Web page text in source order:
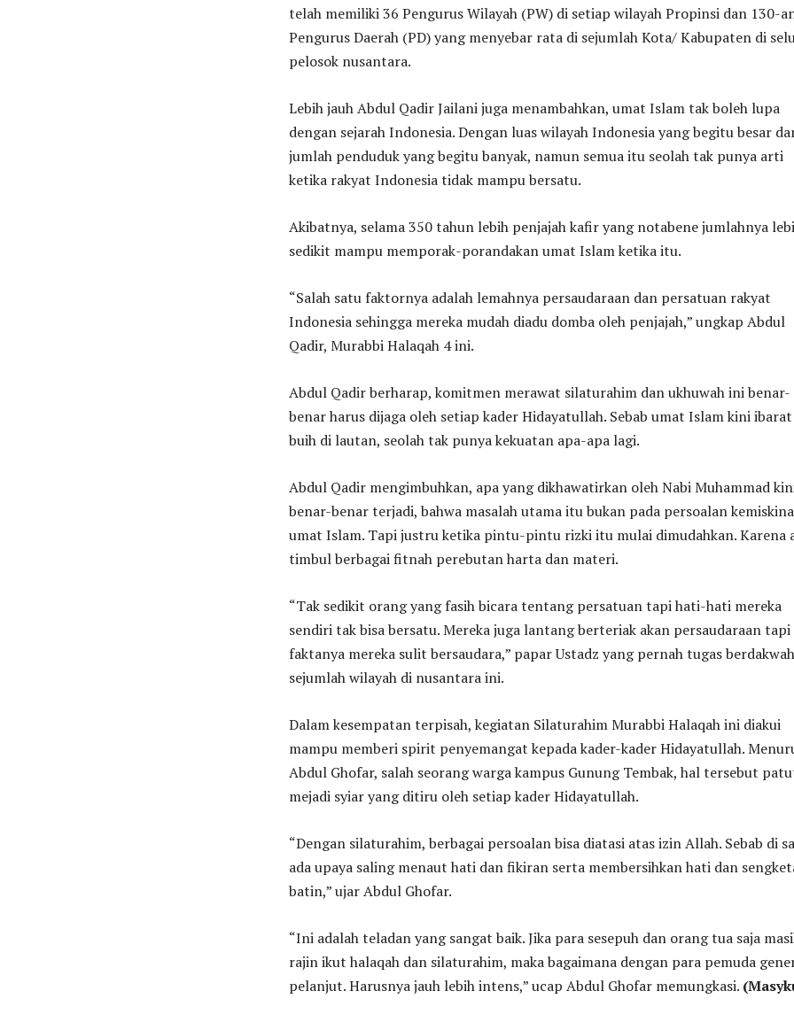
telah memiliki 36 Pengurus Wilayah (PW) di setiap wilayah Propinsi dan 130-
Pengurus Daerah (PD) yang menyebar rata di sejumlah Kota/ Kabupaten di
pelosok nusantara.
Lebih jauh Abdul Qadir Jailani juga menambahkan, umat Islam tak boleh lupa
dengan sejarah Indonesia. Dengan luas wilayah Indonesia yang begitu besar
jumlah penduduk yang begitu banyak, namun semua itu seolah tak punya arti
ketika rakyat Indonesia tidak mampu bersatu.
Akibatnya, selama 350 tahun lebih penjajah kafir yang notabene jumlahnya
sedikit mampu memporak-porandakan umat Islam ketika itu.
“Salah satu faktornya adalah lemahnya persaudaraan dan persatuan rakyat
Indonesia sehingga mereka mudah diadu domba oleh penjajah,” ungkap Abdul
Qadir, Murabbi Halaqah 4 ini.
Abdul Qadir berharap, komitmen merawat silaturahim dan ukhuwah ini benar-
benar harus dijaga oleh setiap kader Hidayatullah. Sebab umat Islam kini ibarat
buih di lautan, seolah tak punya kekuatan apa-apa lagi.
Abdul Qadir mengimbuhkan, apa yang dikhawatirkan oleh Nabi Muhammad
benar-benar terjadi, bahwa masalah utama itu bukan pada persoalan
umat Islam. Tapi justru ketika pintu-pintu rizki itu mulai dimudahkan. Karena
timbul berbagai fitnah perebutan harta dan materi.
“Tak sedikit orang yang fasih bicara tentang persatuan tapi hati-hati mereka
sendiri tak bisa bersatu. Mereka juga lantang berteriak akan persaudaraan tapi
faktanya mereka sulit bersaudara,” papar Ustadz yang pernah tugas
sejumlah wilayah di nusantara ini.
Dalam kesempatan terpisah, kegiatan Silaturahim Murabbi Halaqah ini diakui
mampu memberi spirit penyemangat kepada kader-kader Hidayatullah.
Abdul Ghofar, salah seorang warga kampus Gunung Tembak, hal tersebut
mejadi syiar yang ditiru oleh setiap kader Hidayatullah.
“Dengan silaturahim, berbagai persoalan bisa diatasi atas izin Allah. Sebab di
ada upaya saling menaut hati dan fikiran serta membersihkan hati dan
batin,” ujar Abdul Ghofar.
“Ini adalah teladan yang sangat baik. Jika para sesepuh dan orang tua saja
rajin ikut halaqah dan silaturahim, maka bagaimana dengan para pemuda
pelanjut. Harusnya jauh lebih intens,” ucap Abdul Ghofar memungkasi.